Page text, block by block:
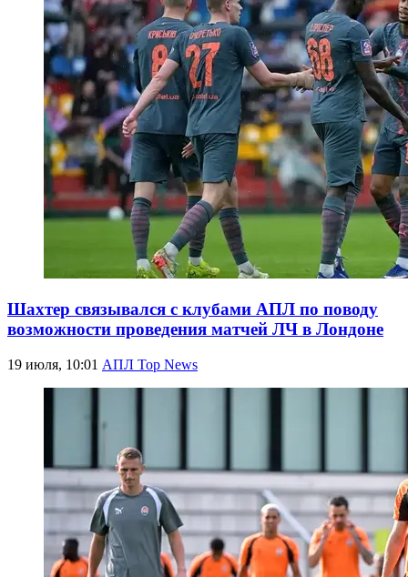
Шахтер связывался с клубами АПЛ по поводу
возможности проведения матчей ЛЧ в Лондоне
19 июля, 10:01 АПЛ Top News